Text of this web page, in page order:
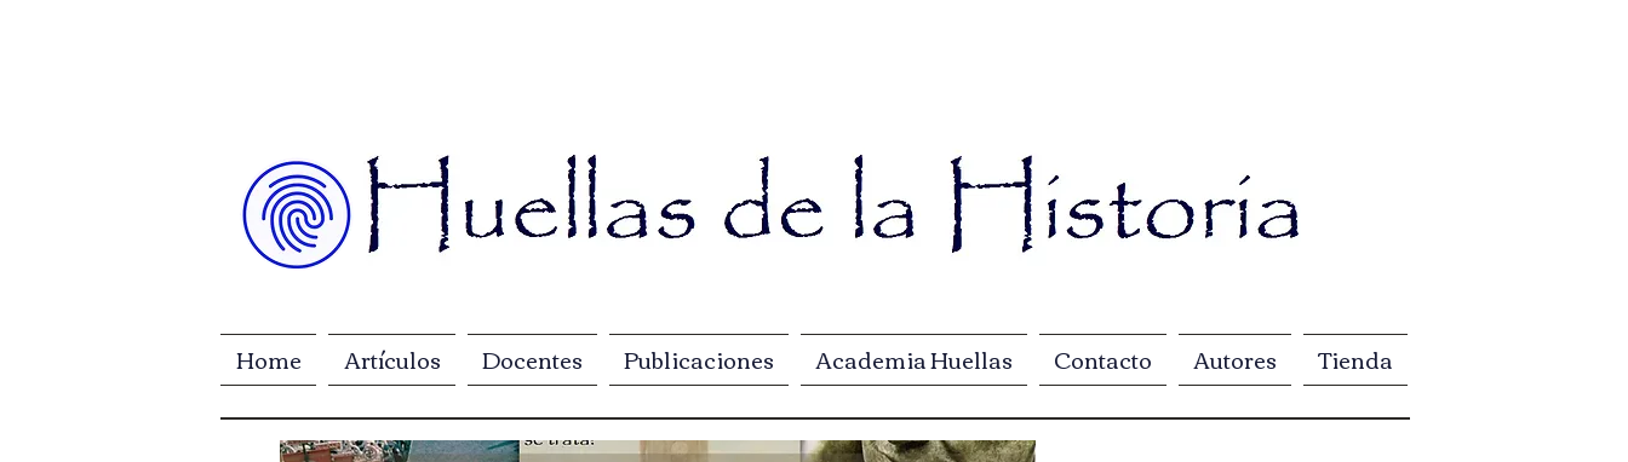
Home Artículos Docentes Publicaciones Academia Huellas Contacto Autores Tienda